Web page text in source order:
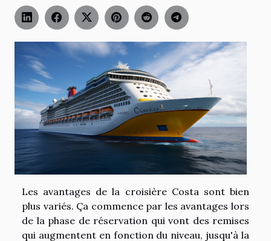
Les avantages de la croisière Costa sont bien
plus variés. Ça commence par les avantages lors
de la phase de réservation qui vont des remises
qui augmentent en fonction du niveau, jusqu'à la